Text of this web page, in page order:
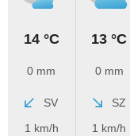
14 °C
0 mm
SV
1 km/h
13 °C
0 mm
SZ
1 km/h